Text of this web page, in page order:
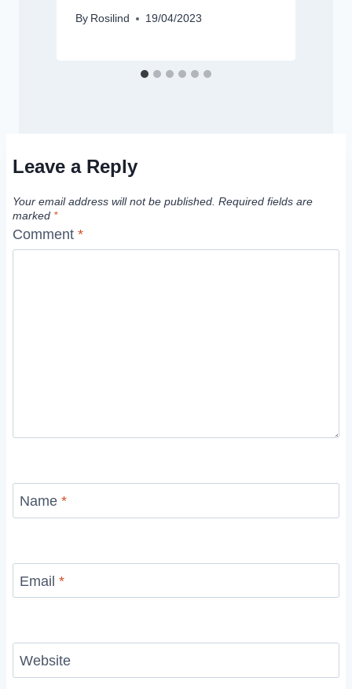
By Rosilind 19/04/2023
Leave a Reply
Your email address will not be published. Required fields are
marked *
Comment *
Name *
Email *
Website